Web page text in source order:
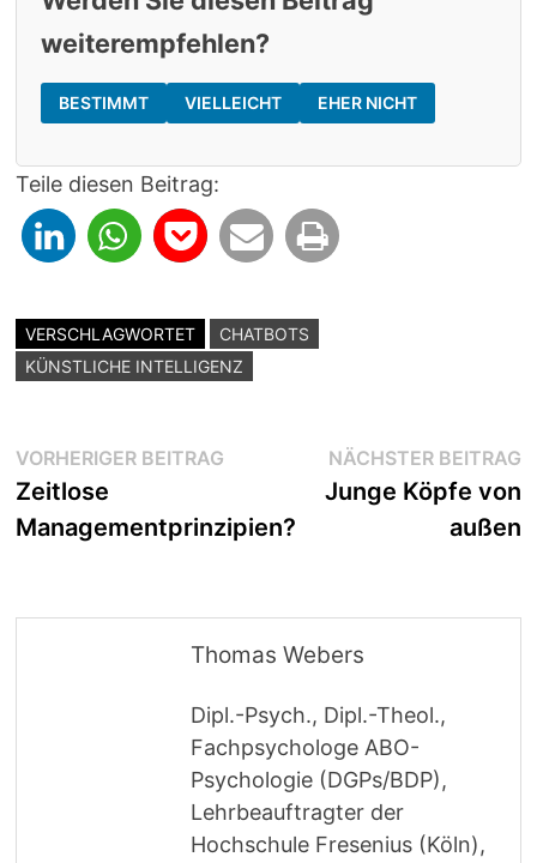
weiterempfehlen?
BESTIMMT VIELLEICHT EHER NICHT
Teile diesen Beitrag:
VERSCHLAGWORTET
CHATBOTS
KÜNSTLICHE INTELLIGENZ
Beitragsnavigation
VORHERIGER BEITRAG Vorheriger
Zeitlose
Managementprinzipien?
NÄCHSTER BEITRAG
Junge Köpfe von
außen
Thomas Webers
Dipl.-Psych., Dipl.-Theol.,
Fachpsychologe ABO-
Psychologie (DGPs/BDP),
Lehrbeauftragter der
Hochschule Fresenius (Köln),